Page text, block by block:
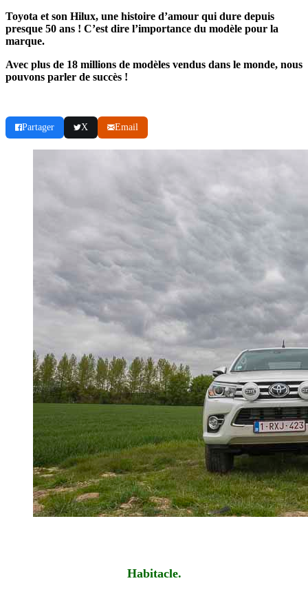
Toyota et son Hilux, une histoire d’amour qui dure depuis
presque 50 ans ! C’est dire l’importance du modèle pour la
marque.
Avec plus de 18 millions de modèles vendus dans le monde, nous
pouvons parler de succès !
Partager X Email
Habitacle.